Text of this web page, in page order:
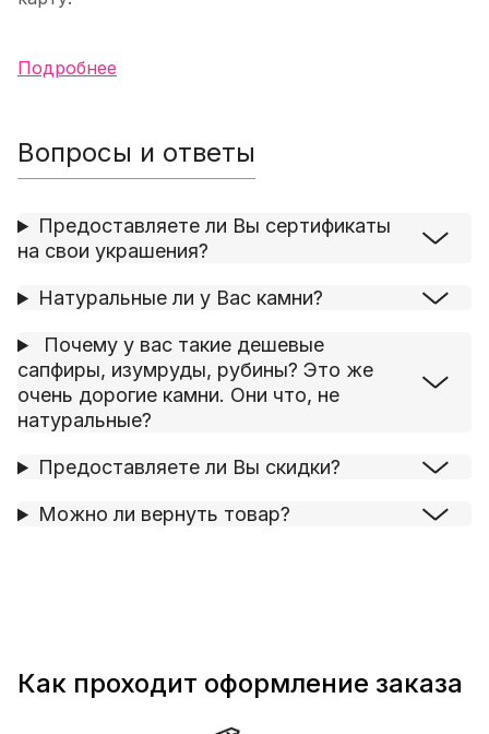
Подробнее
Вопросы и ответы
Предоставляете ли Вы сертификаты
на свои украшения?
Натуральные ли у Вас камни?
Почему у вас такие дешевые
сапфиры, изумруды, рубины? Это же
очень дорогие камни. Они что, не
натуральные?
Предоставляете ли Вы скидки?
Можно ли вернуть товар?
Как проходит оформление заказа